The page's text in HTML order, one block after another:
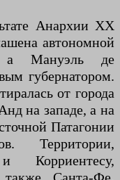
Анархии XX
автономной
а Мануэль де
губернатором.
от города
на западе, а на
Патагонии
Территории,
Корриентесу,